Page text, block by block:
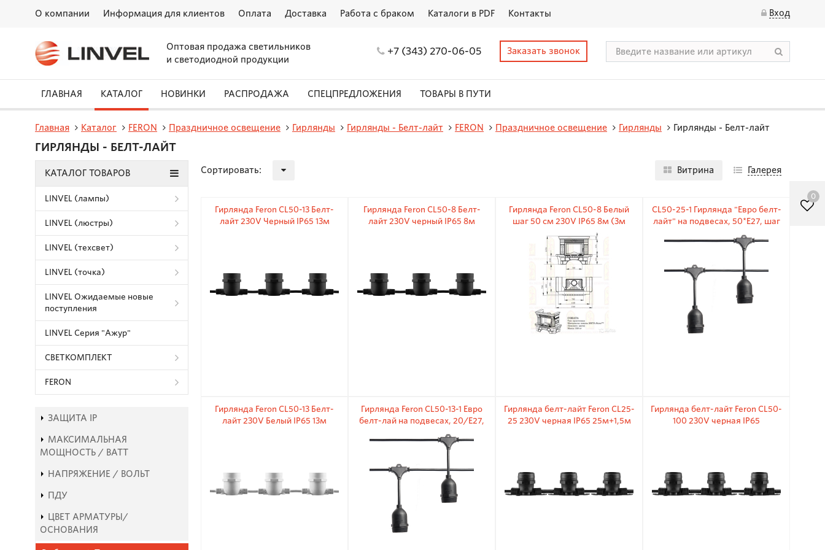
О компании Информация для клиентов Оплата Доставка Работа с браком Каталоги в PDF Контакты Вход
Оптовая продажа светильников
и светодиодной продукции
+7 (343) 270-06-05 Заказать звонок
ГЛАВНАЯ КАТАЛОГ НОВИНКИ РАСПРОДАЖА СПЕЦПРЕДЛОЖЕНИЯ ТОВАРЫ В ПУТИ
Главная Каталог FERON Праздничное освещение Гирлянды Гирлянды - Белт-лайт FERON Праздничное освещение Гирлянды Гирлянды - Белт-лайт
ГИРЛЯНДЫ - БЕЛТ-ЛАЙТ
КАТАЛОГ ТОВАРОВ
LINVEL (лампы)
LINVEL (люстры)
LINVEL (техсвет)
LINVEL (точка)
LINVEL Ожидаемые новые
поступления
LINVEL Серия "Ажур"
СВЕТКОМПЛЕКТ
FERON
ЗАЩИТА IP
МАКСИМАЛЬНАЯ
МОЩНОСТЬ / ВАТТ
НАПРЯЖЕНИЕ / ВОЛЬТ
ПДУ
ЦВЕТ АРМАТУРЫ/
ОСНОВАНИЯ
Сортировать: Витрина Галерея
Гирлянда Feron CL50-13 Белт-
лайт 230V Черный IP65 13м
Гирлянда Feron CL50-8 Белт-
лайт 230V черный IP65 8м
Гирлянда Feron CL50-8 Белый
шаг 50 см 230V IP65 8м (3м
сетевой шнур)
CL50-25-1 Гирлянда "Евро белт-
лайт" на подвесах, 50*E27, шаг
50cm черная, 25м +1,5м IP65
Гирлянда Feron CL50-13 Белт-
лайт 230V Белый IP65 13м
Гирлянда Feron CL50-13-1 Евро
белт-лай на подвесах, 20/E27,
черный, 13м (3м сетевой шнур)
Гирлянда белт-лайт Feron CL25-
25 230V черная IP65 25м+1,5м
Гирлянда белт-лайт Feron CL50-
100 230V черная IP65
0